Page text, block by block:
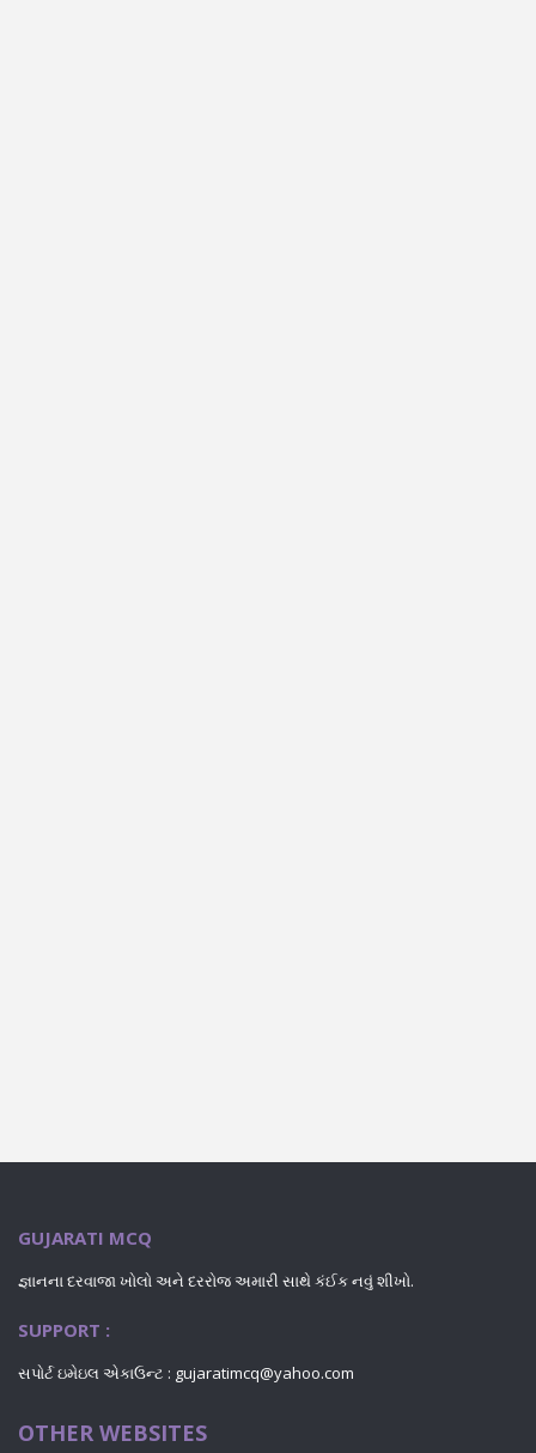
GUJARATI MCQ
જ્ઞાનના દરવાજા ખોલો અને દરરોજ અમારી સાથે કંઈક નવું શીખો.
SUPPORT :
સપોર્ટ ઇમેઇલ એકાઉન્ટ : gujaratimcq@yahoo.com
OTHER WEBSITES